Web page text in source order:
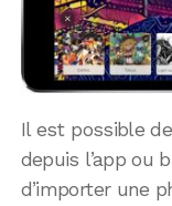
Il est possible
depuis l’app ou
d’importer une